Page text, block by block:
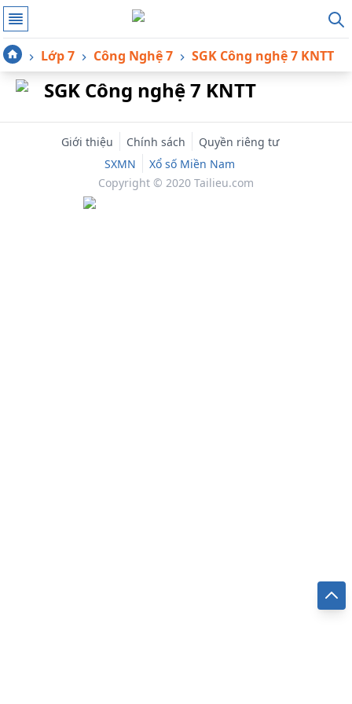
Lớp 7 Công Nghệ 7 SGK Công nghệ 7 KNTT
SGK Công nghệ 7 KNTT
Giới thiệu Chính sách
Quyền riêng tư
SXMN
Xổ số Miền Nam
Copyright © 2020 Tailieu.com